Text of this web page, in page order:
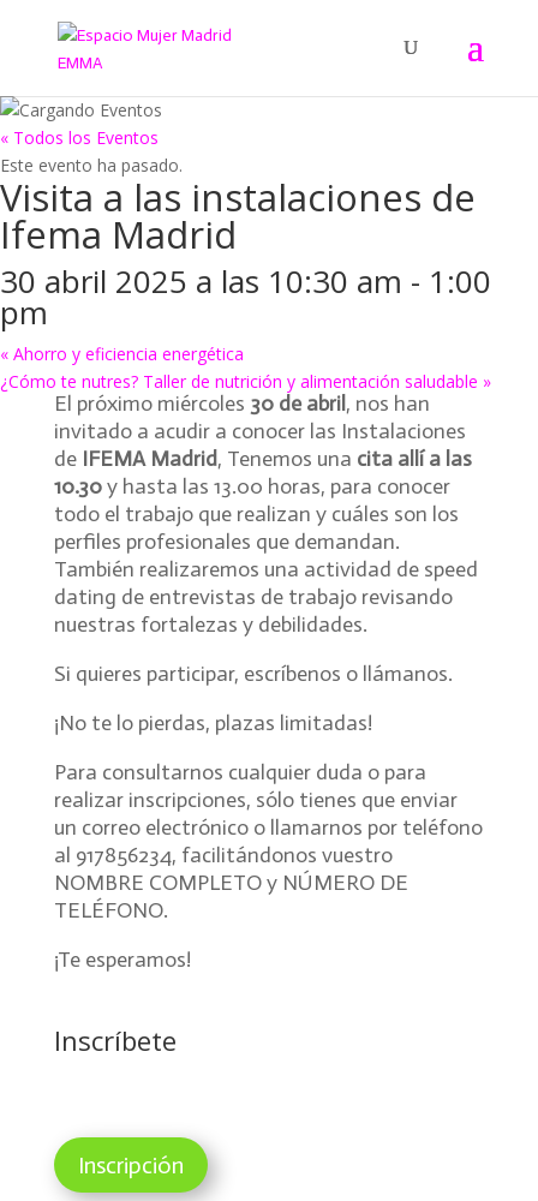
« Todos los Eventos
Este evento ha pasado.
Visita a las instalaciones de
Ifema Madrid
30 abril 2025 a las 10:30 am - 1:00
pm
« Ahorro y eficiencia energética
¿Cómo te nutres? Taller de nutrición y alimentación saludable »
El próximo miércoles 30 de abril , nos han
invitado a acudir a conocer las Instalaciones
de IFEMA Madrid, Tenemos una cita allí a las
10.30y hasta las 13.00 horas, para conocer
todo el trabajo que realizan y cuáles son los
perfiles profesionales que demandan.
También realizaremos una actividad de speed
dating de entrevistas de trabajo revisando
nuestras fortalezas y debilidades.
Si quieres participar, escríbenos o llámanos.
¡No te lo pierdas, plazas limitadas!
Para consultarnos cualquier duda o para
realizar inscripciones, sólo tienes que enviar
un correo electrónico o llamarnos por teléfono
al 917856234, facilitándonos vuestro
NOMBRE COMPLETO y NÚMERO DE
TELÉFONO.
¡Te esperamos!
Inscríbete
Inscripción